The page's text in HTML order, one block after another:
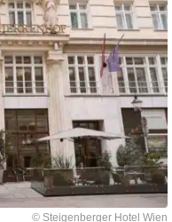
© Steigenberger Hotel Wien